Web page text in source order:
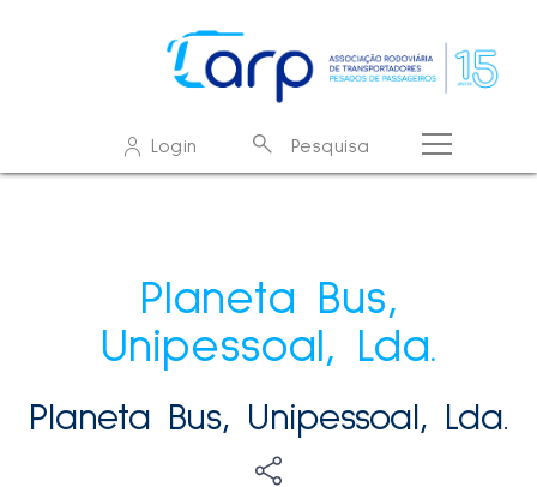
Login Pesquisa
Planeta Bus,
Unipessoal, Lda.
Planeta Bus, Unipessoal, Lda.
O que procura?